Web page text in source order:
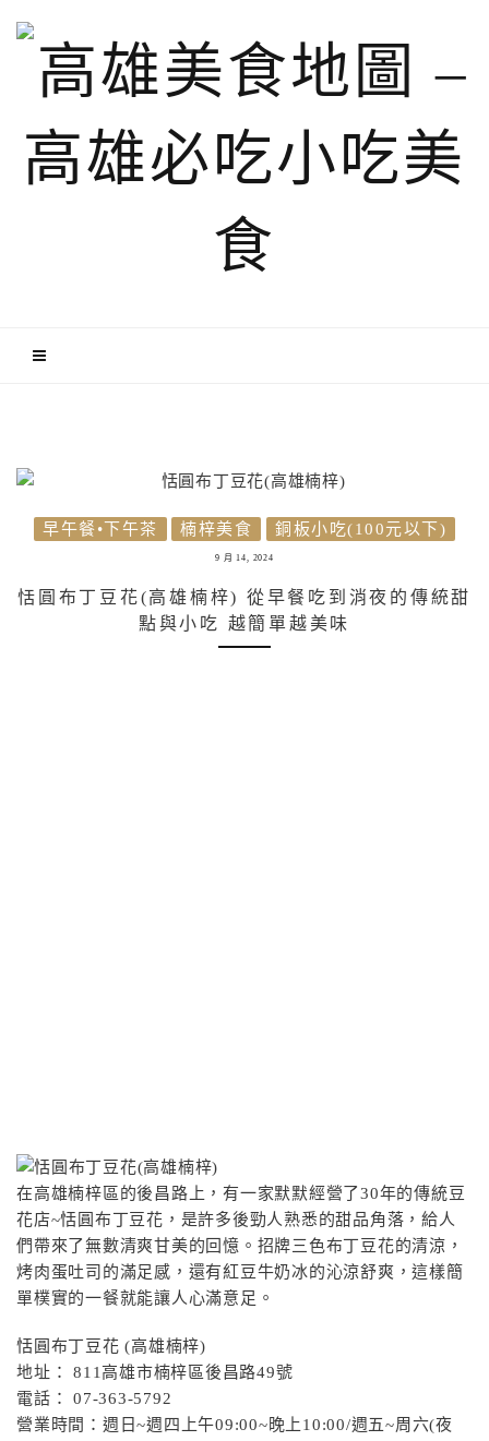
早午餐•下午茶 楠梓美食 銅板小吃(100元以下)
9 月 14, 2024
恬圓布丁豆花(高雄楠梓) 從早餐吃到消夜的傳統甜
點與小吃 越簡單越美味
在高雄楠梓區的後昌路上，有一家默默經營了30年的傳統豆
花店~恬圓布丁豆花，是許多後勁人熟悉的甜品角落，給人
們帶來了無數清爽甘美的回憶。招牌三色布丁豆花的清涼，
烤肉蛋吐司的滿足感，還有紅豆牛奶冰的沁涼舒爽，這樣簡
單樸實的一餐就能讓人心滿意足。
恬圓布丁豆花 (高雄楠梓)
地址： 811高雄市楠梓區後昌路49號
電話： 07-363-5792
營業時間：週日~週四上午09:00~晚上10:00/週五~周六(夜